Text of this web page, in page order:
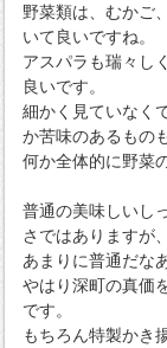
野菜類は、むかご
いて良いですね。
アスパラも瑞々し
良いです。
細かく見ていなく
か苦味のあるもの
何か全体的に野菜
普通の美味しいし
さではありますが
あまりに普通だな
やはり深町の真価
です。
もちろん特製かき